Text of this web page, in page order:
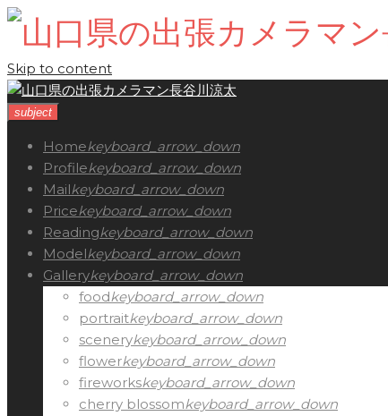
Skip to content
subject
Homekeyboard_arrow_down
Profilekeyboard_arrow_down
Mailkeyboard_arrow_down
Pricekeyboard_arrow_down
Readingkeyboard_arrow_down
Modelkeyboard_arrow_down
Gallerykeyboard_arrow_down
foodkeyboard_arrow_down
portraitkeyboard_arrow_down
scenerykeyboard_arrow_down
flowerkeyboard_arrow_down
fireworkskeyboard_arrow_down
cherry blossomkeyboard_arrow_down